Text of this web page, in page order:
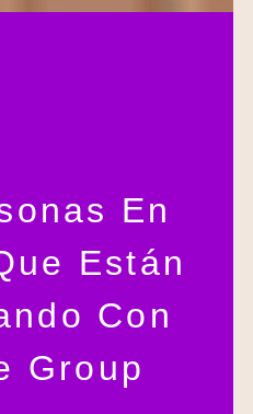
En
Están
Con
Group